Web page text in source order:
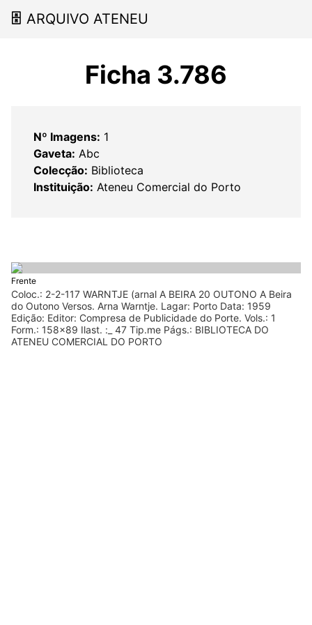
🗄 ARQUIVO ATENEU
Ficha 3.786
Nº Imagens: 1
Gaveta: Abc
Colecção: Biblioteca
Instituição: Ateneu Comercial do Porto
Frente
Coloc.: 2-2-117 WARNTJE (arnal A BEIRA 20 OUTONO A Beira
do Outono Versos. Arna Warntje. Lagar: Porto Data: 1959
Edição: Editor: Compresa de Publicidade do Porte. Vols.: 1
Form.: 158x89 Ilast. :_ 47 Tip.me Págs.: BIBLIOTECA DO
ATENEU COMERCIAL DO PORTO